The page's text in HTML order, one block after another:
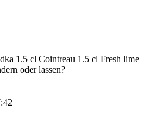
1.5 cl Cointreau 1.5 cl Fresh lime
oder lassen?